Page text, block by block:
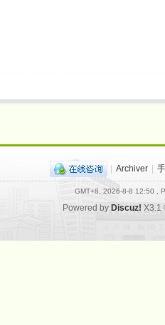
| Archiver |
GMT+8, 2026-8-8 12:50 ,
Powered by Discuz! X3.1